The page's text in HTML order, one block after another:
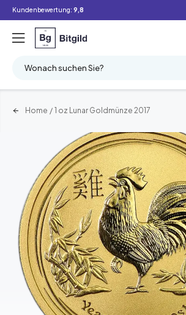
Kundenbewertung: 9,8
Wonach suchen Sie?
Home / 1 oz Lunar Goldmünze 2017